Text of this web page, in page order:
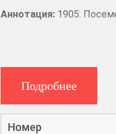
Аннотация: 1905:
Подробнее
Номер